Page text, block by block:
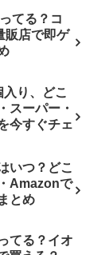
てる？コ
販店で即ゲ
り、どこ
スーパー・
今すぐチェ
いつ？どこ
Amazonで
とめ
てる？イオ